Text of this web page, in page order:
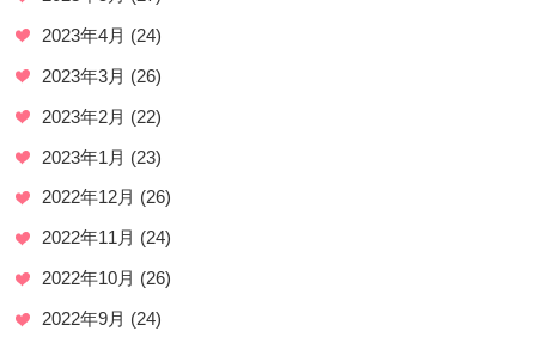
2023年4月 (24)
2023年3月 (26)
2023年2月 (22)
2023年1月 (23)
2022年12月 (26)
2022年11月 (24)
2022年10月 (26)
2022年9月 (24)